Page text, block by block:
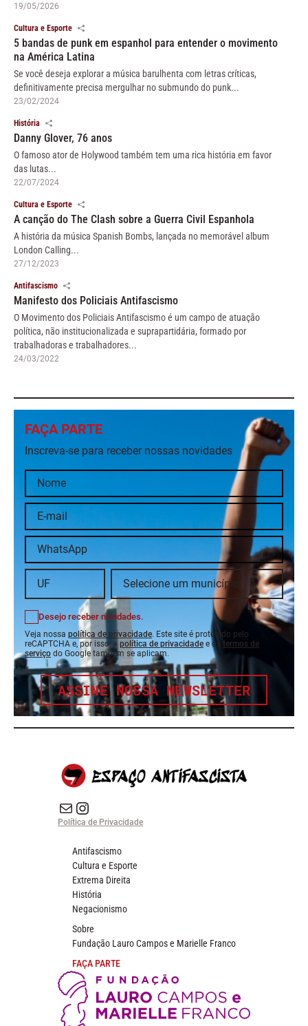
19/05/2026
Cultura e Esporte
5 bandas de punk em espanhol para entender o movimento
na América Latina
Se você deseja explorar a música barulhenta com letras críticas,
definitivamente precisa mergulhar no submundo do punk...
23/02/2024
História
Danny Glover, 76 anos
O famoso ator de Holywood também tem uma rica história em favor
das lutas...
22/07/2024
Cultura e Esporte
A canção do The Clash sobre a Guerra Civil Espanhola
A história da música Spanish Bombs, lançada no memorável album
London Calling...
27/12/2023
Antifascismo
Manifesto dos Policiais Antifascismo
O Movimento dos Policiais Antifascismo é um campo de atuação
política, não institucionalizada e suprapartidária, formado por
trabalhadoras e trabalhadores...
24/03/2022
FAÇA PARTE
Inscreva-se para receber nossas novidades
Desejo receber novidades.
Veja nossa política de privacidade. Este site é protegido pelo
reCAPTCHA e, por isso, a política de privacidade e os termos de
serviço do Google também se aplicam.
ASSINE NOSSA NEWSLETTER
E-mail Instagram do Espaço Antifascista
Política de Privacidade
Antifascismo
Cultura e Esporte
Extrema Direita
História
Negacionismo
Sobre
Fundação Lauro Campos e Marielle Franco
FAÇA PARTE